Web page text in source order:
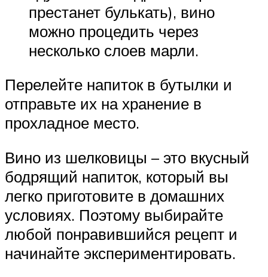
престанет булькать), вино
можно процедить через
несколько слоев марли.
Перелейте напиток в бутылки и
отправьте их на хранение в
прохладное место.
Вино из шелковицы – это вкусный
бодрящий напиток, который вы
легко приготовите в домашних
условиях. Поэтому выбирайте
любой понравившийся рецепт и
начинайте экспериментировать.